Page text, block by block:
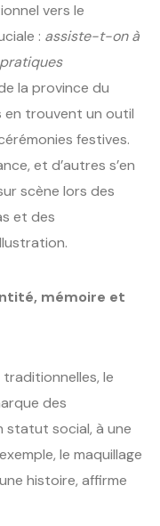
vers le
: assiste-t-on à
la province du
en trouvent un outil
festives.
et d’autres s’en
scène lors des
et des
mémoire et
le
des
statut social, à une
le maquillage
histoire, affirme